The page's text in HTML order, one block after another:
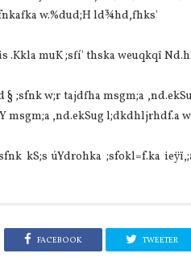
w.%dud;H ld¾hd,fhks'
muK ;sfí' thska weuqkqï
;sfnk w;r tajdfha msgm;a
msgm;a ,nd.ekSug l;dkdhljrhdf.a
kS;s úYdrohka ;sfokl=f.ka
FACEBOOK TWEETER